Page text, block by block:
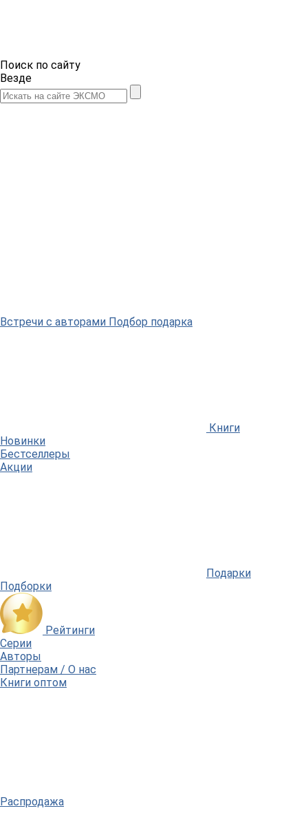
Поиск по сайту
Везде
Встречи с авторами Подбор подарка
Книги
Новинки
Бестселлеры
Акции
Подарки
Подборки
Рейтинги
Серии
Авторы
Партнерам / О нас
Книги оптом
Распродажа